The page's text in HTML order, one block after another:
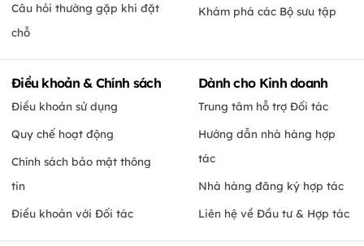
Câu hỏi thường gặp khi đặt
chỗ
Khám phá các Bộ sưu tập
Điều khoản & Chính sách
Điều khoản sử dụng
Quy chế hoạt động
Chính sách bảo mật thông
tin
Điều khoản với Đối tác
Dành cho Kinh doanh
Trung tâm hỗ trợ Đối tác
Hướng dẫn nhà hàng hợp
tác
Nhà hàng đăng ký hợp tác
Liên hệ về Đầu tư & Hợp tác